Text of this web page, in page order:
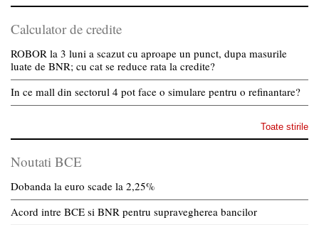
Calculator de credite
ROBOR la 3 luni a scazut cu aproape un punct, dupa masurile
luate de BNR; cu cat se reduce rata la credite?
In ce mall din sectorul 4 pot face o simulare pentru o refinantare?
Toate stirile
Noutati BCE
Dobanda la euro scade la 2,25%
Acord intre BCE si BNR pentru supravegherea bancilor